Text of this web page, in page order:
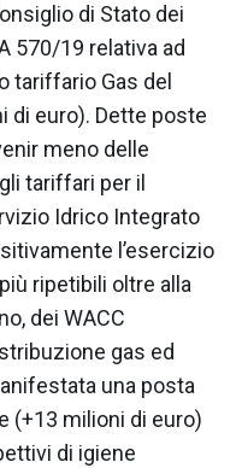
di Stato dei
570/19 relativa ad
tariffario Gas del
di euro). Dette poste
meno delle
tariffari per il
Idrico Integrato
l’esercizio
ripetibili oltre alla
dei WACC
gas ed
una posta
(+13 milioni di euro)
di igiene